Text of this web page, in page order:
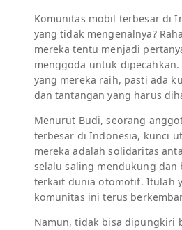
Komunitas mobil terbesar di
yang tidak mengenalnya?
mereka tentu menjadi
menggoda untuk
yang mereka raih, pasti ada
dan tantangan yang harus
Menurut Budi, seorang
terbesar di Indonesia, kunci
mereka adalah solidaritas
selalu saling mendukung
terkait dunia otomotif. Itulah
komunitas ini terus
Namun, tidak bisa dipungkiri